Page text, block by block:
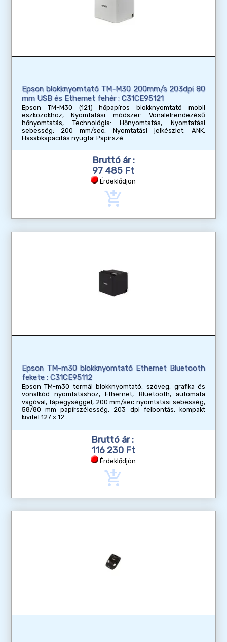
Epson blokknyomtató TM-M30 200mm/s 203dpi 80
mm USB és Ethernet fehér : C31CE95121
Epson TM-M30 (121) hőpapíros blokknyomtató mobil
eszközökhöz, Nyomtatási módszer: Vonalelrendezésű
hőnyomtatás, Technológia: Hőnyomtatás, Nyomtatási
sebesség: 200 mm/sec, Nyomtatási jelkészlet: ANK,
Hasábkapacitás nyugta: Papírszé
Bruttó ár :
97 485 Ft
Érdeklődjön
add_shopping_cart
Epson TM-m30 blokknyomtató Ethernet Bluetooth
fekete : C31CE95112
Epson TM-m30 termál blokknyomtató, szöveg, grafika és
vonalkód nyomtatáshoz, Ethernet, Bluetooth, automata
vágóval, tápegységgel, 200 mm/sec nyomtatási sebesség,
58/80 mm papírszélesség, 203 dpi felbontás, kompakt
kivitel 127 x 12
Bruttó ár :
116 230 Ft
Érdeklődjön
add_shopping_cart